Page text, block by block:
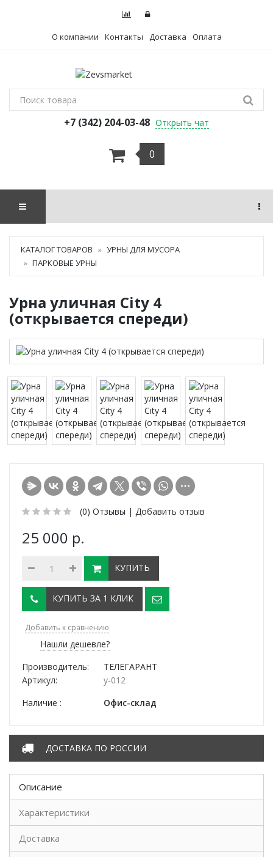
О компании Контакты Доставка Оплата
+7 (342) 204-03-48 Открыть чат
0
КАТАЛОГ ТОВАРОВ
УРНЫ ДЛЯ МУСОРА
ПАРКОВЫЕ УРНЫ
Урна уличная City 4
(открывается спереди)
(0) Отзывы | Добавить отзыв
25 000 р.
КУПИТЬ
КУПИТЬ ЗА 1 КЛИК
Добавить к сравнению
Нашли дешевле?
Производитель:
ТЕЛЕГАРАНТ
Артикул:
у-012
Наличие :
Офис-склад
ДОСТАВКА ПО РОССИИ
Описание
Характеристики
Доставка